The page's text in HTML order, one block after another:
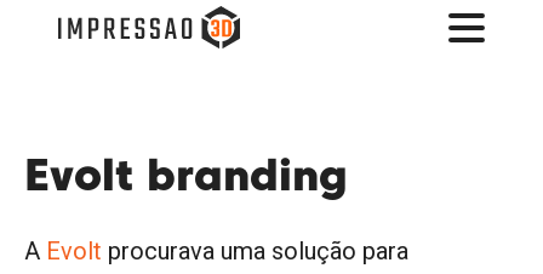
Evolt branding
A Evolt procurava uma solução para